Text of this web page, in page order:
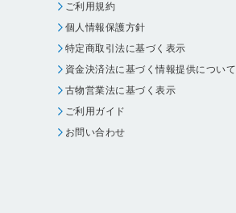
ご利用規約
個人情報保護方針
特定商取引法に基づく表示
資金決済法に基づく情報提供について
古物営業法に基づく表示
ご利用ガイド
お問い合わせ